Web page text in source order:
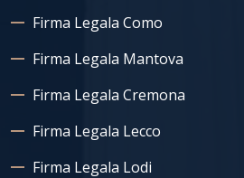
Firma Legala Como
Firma Legala Mantova
Firma Legala Cremona
Firma Legala Lecco
Firma Legala Lodi